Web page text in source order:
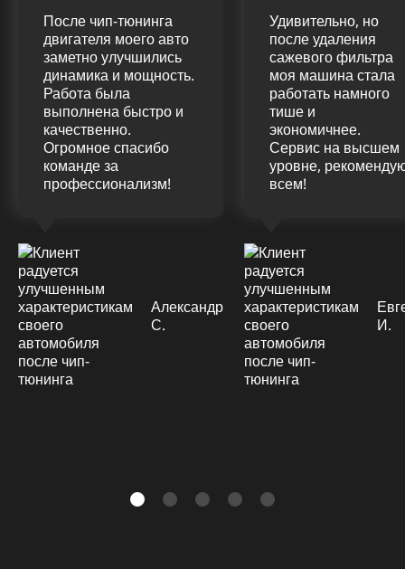
После чип-тюнинга
двигателя моего авто
заметно улучшились
динамика и мощность.
Работа была
выполнена быстро и
качественно.
Огромное спасибо
команде за
профессионализм!
Александр
С.
Удивительно, но
после удаления
сажевого фильтра
моя машина стала
работать намного
тише и
экономичнее.
Сервис на высшем
уровне,
всем!
И.